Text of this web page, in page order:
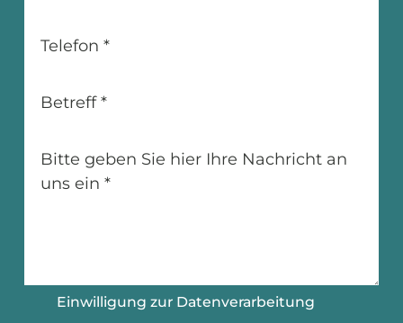
Telefon *
Betreff*
Bitte geben Sie hier Ihre Nachricht an
uns ein *
Einwilligung zur Datenverarbeitung